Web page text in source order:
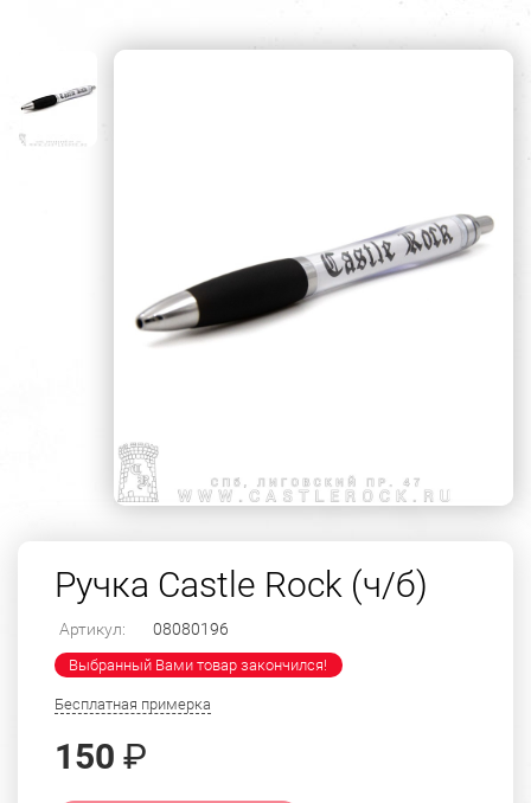
Ручка Castle Rock (ч/б)
Артикул: 08080196
Выбранный Вами товар закончился!
Бесплатная примерка
150 ₽